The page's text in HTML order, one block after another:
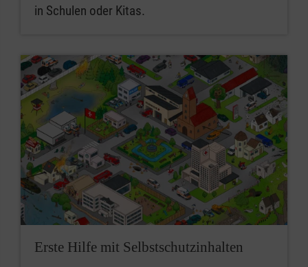
in Schulen oder Kitas.
Erste Hilfe mit Selbstschutzinhalten